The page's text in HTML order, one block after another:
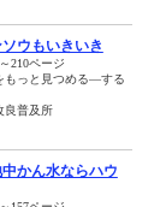
ウもいきいき
210ページ
もっと見つめる―する
普及所
かん水ならハウ